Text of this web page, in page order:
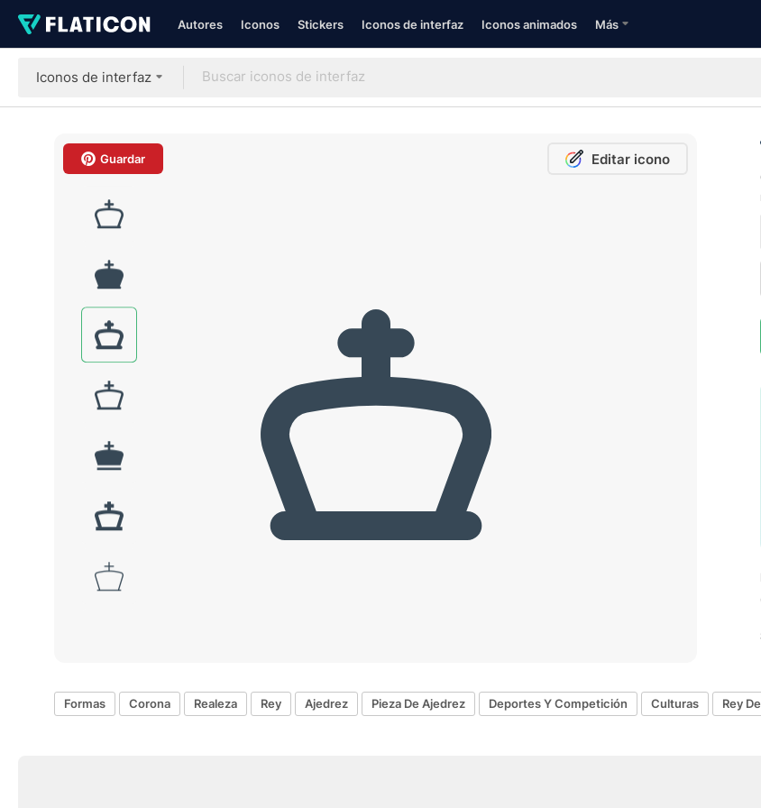
Autores Iconos Stickers Iconos de interfaz Iconos animados Más
Iconos de interfaz
Guardar Editar icono
Formas Corona Realeza Rey Ajedrez Pieza De Ajedrez Deportes Y Competición Culturas Rey